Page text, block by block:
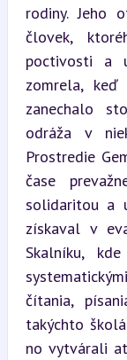
rodiny. Jeho
človek,
poctivosti a
zomrela,
zanechalo
odráža v
Prostredie
čase
solidaritou a
získaval v
Skalníku,
čítania,
takýchto
no vytvárali